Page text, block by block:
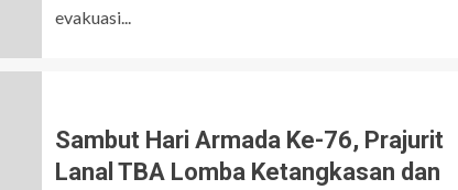
evakuasi...
Sambut Hari Armada Ke-76, Prajurit
Lanal TBA Lomba Ketangkasan dan